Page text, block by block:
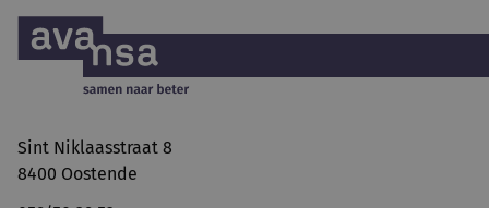
Sint Niklaasstraat 8
8400 Oostende